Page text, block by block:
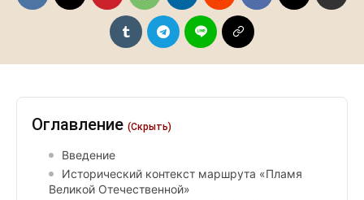
Оглавление (Скрыть)
Введение
Исторический контекст маршрута «Пламя
Великой Отечественной»